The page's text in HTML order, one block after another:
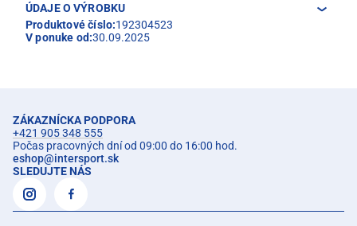
ÚDAJE O VÝROBKU
Produktové číslo:192304523
V ponuke od:30.09.2025
ZÁKAZNÍCKA PODPORA
+421 905 348 555
Počas pracovných dní od 09:00 do 16:00 hod.
eshop@intersport.sk
SLEDUJTE NÁS